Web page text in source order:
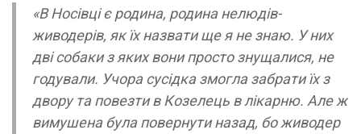
«В Носівці є родина, родина нелюдів-
живодерів, як їх назвати ще я не знаю. У них
дві собаки з яких вони просто знущалися, не
годували. Учора сусідка змогла забрати їх з
двору та повезти в Козелець в лікарню. Але ж
вимушена була повернути назад, бо живодер